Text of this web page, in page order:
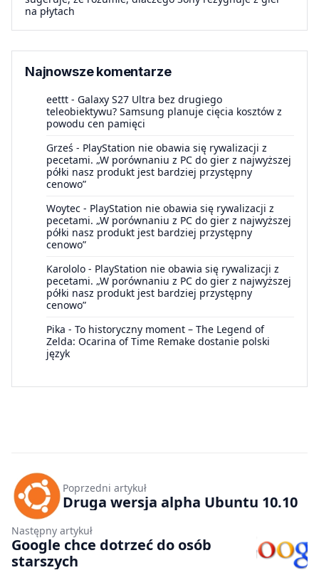
na płytach
Najnowsze komentarze
eettt - Galaxy S27 Ultra bez drugiego
teleobiektywu? Samsung planuje cięcia kosztów z
powodu cen pamięci
Grześ - PlayStation nie obawia się rywalizacji z
pecetami. „W porównaniu z PC do gier z najwyższej
półki nasz produkt jest bardziej przystępny
cenowo”
Woytec - PlayStation nie obawia się rywalizacji z
pecetami. „W porównaniu z PC do gier z najwyższej
półki nasz produkt jest bardziej przystępny
cenowo”
Karololo - PlayStation nie obawia się rywalizacji z
pecetami. „W porównaniu z PC do gier z najwyższej
półki nasz produkt jest bardziej przystępny
cenowo”
Pika - To historyczny moment – The Legend of
Zelda: Ocarina of Time Remake dostanie polski
język
Poprzedni artykuł
Druga wersja alpha Ubuntu 10.10
Następny artykuł
Google chce dotrzeć do osób
starszych